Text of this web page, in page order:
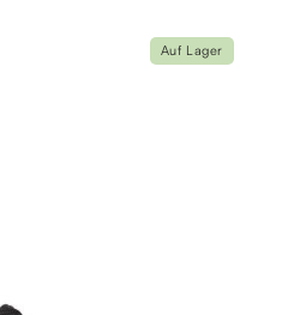
Auf Lager